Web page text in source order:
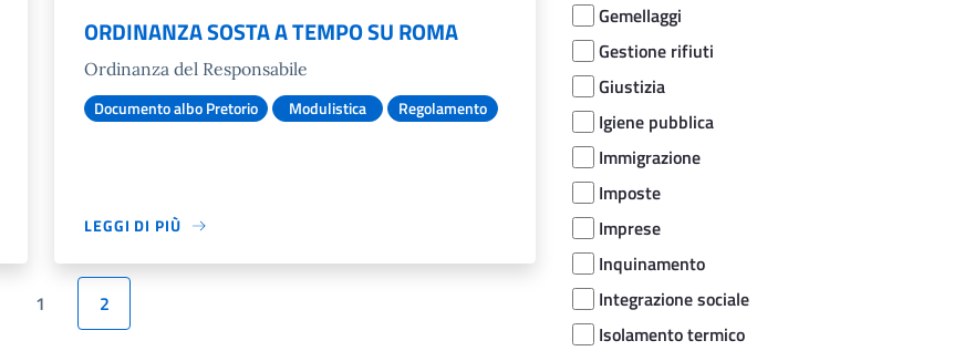
ORDINANZA SOSTA A TEMPO SU ROMA
Ordinanza del Responsabile
Documento albo Pretorio Modulistica Regolamento
LEGGI DI PIÙ
precedente
1 2
Gemellaggi
Gestione rifiuti
Giustizia
Igiene pubblica
Immigrazione
Imposte
Imprese
Inquinamento
Integrazione sociale
Isolamento termico